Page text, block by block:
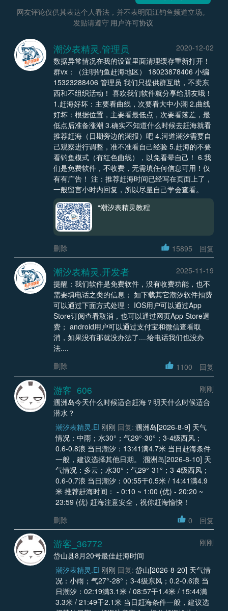
网友评论仅供其表达个人看法，并不表明阳江钓鱼频道立场。
发贴请遵守 用户许可协议
潮汐表精灵.管理员
2020-12-02
数据异常情况在我的设置里面清理缓存重新打开！
群vx：（注明钓鱼赶海地区） 18023878406 小编
15323288406 管理员 我们只提供群互助，不卖东
西和不组织活动！ 喜欢我们软件就分享给朋友哦！
1.赶海好坏：主要看曲线，次要看大中小潮 2.曲线
好坏：根据位置，主要看最低点，次要看落差，最
低点后准备涨潮 3.确实不知道什么时候去赶海就看
推荐赶海（日期旁边的潮报）吧 4.河道潮汐需要自
己观察进行调整，准不准看自己经验 5.赶海的不要
看钓鱼模式（有红色曲线），以免看晕自己！ 6.我
们是免费软件，不收费，无需填任何信息可用！仅
有有广告！ 注：推荐赶海时间已经写在页面上了，
一般留言小时内回复，所以尽量自己学会查看。
“潮汐表精灵教程
删除 15895 回复
潮汐表精灵.开发者
2025-11-19
提醒：我们软件是免费软件，没有收费功能，也不
需要填电话之类的信息； 如下载其它潮汐软件扣费
可以通过下面方式处理： IOS用户可以通过App
Store订阅查看取消，也可以通过网页App Store退
费； android用户可以通过支付宝和微信查看取
消，如果没有那就没办法了....给电话我们也没办
法....
删除
1100 回复
游客_606
刚刚
涠洲岛今天什么时候适合赶海？明天什么时候适合
潜水？
潮汐表精灵.EI 刚刚 回复: 涠洲岛[2026-8-9] 天气
情况：中雨；水30°；气29°-30°；3-4级西风；
0.6-0.8浪 当日潮汐：13:41满4.7米 当日赶海条件
一般，建议选择其他日期。 涠洲岛[2026-8-10] 天
气情况：多云；水30°；气29°-31°；3-4级西风；
0.6-0.7浪 当日潮汐：00:55干0.5米 / 14:41满4.9
米 推荐赶海时间： - 0:10 ~ 1:00 (优) - 20:20 ~
23:59 (优) 赶海注意安全，祝你赶海愉快！
删除
0 回复
游客_36772
刚刚
岱山县8月20号最佳赶海时间
潮汐表精灵.EI 刚刚 回复: 岱山[2026-8-20] 天气情
况：小雨；气27°-28°；3-4级东风；0.2-0.6浪 当
日潮汐：02:19满3.1米 / 08:57干1.4米 / 15:44满
3.3米 / 21:49干2.1米 当日赶海条件一般，建议选